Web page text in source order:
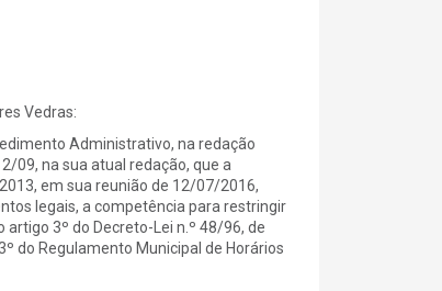
Vedras:
Administrativo, na redação
09, na sua atual redação, que a
em sua reunião de 12/07/2016,
legais, a competência para restringir
3º do Decreto-Lei n.º 48/96, de
do Regulamento Municipal de Horários